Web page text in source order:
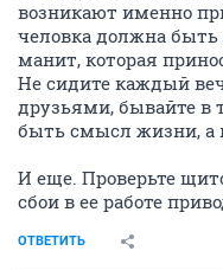
возникают именно
человка должна быть
манит, которая
Не сидите каждый
друзьями, бывайте в
быть смысл жизни, а
И еще. Проверьте
сбои в ее работе
ОТВЕТИТЬ